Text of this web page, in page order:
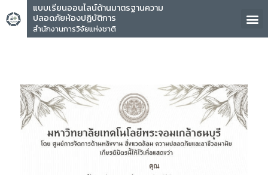
แบบเรียนออนไลน์ด้านมาตรฐานความ
ปลอดภัยห้องปฏิบัติการ
สำนักงานการวิจัยแห่งชาติ
คุณ